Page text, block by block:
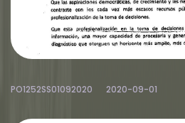
PO1252SS01092020 2020-09-01